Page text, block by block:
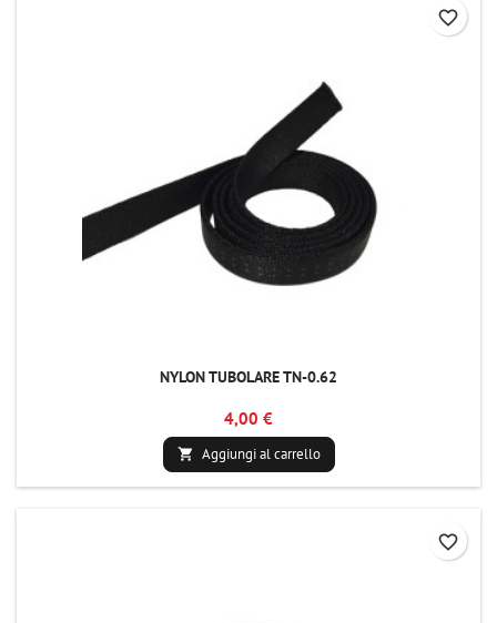
NYLON TUBOLARE TN-0.62
4,00 €
 Aggiungi al carrello
favorite_border
favorite_border